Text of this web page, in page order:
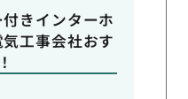
きインターホ
工事会社おす